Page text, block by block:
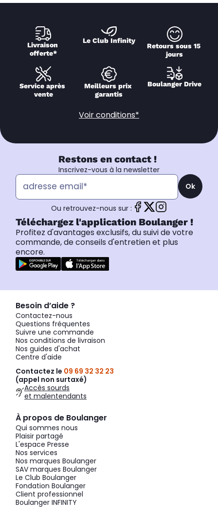
Livraison
offerte*
Le Club Infinity
Retours sous 15
jours
Service après
vente
Meilleurs prix
garantis
Boulanger Drive
Voir conditions*
Restons en contact !
Inscrivez-vous à la newsletter
Ok
Ou retrouvez-nous sur :
Téléchargez l'application Boulanger !
Profitez d'avantages exclusifs, du suivi de votre
commande, de conseils d'entretien et plus
encore.
Besoin d’aide ?
Contactez-nous
Questions fréquentes
Suivre une commande
Nos conditions de livraison
Nos guides d'achat
Centre d'aide
Contactez le 09 69 32 32 23
(appel non surtaxé)
Accès sourds
et malentendants
À propos de Boulanger
Qui sommes nous
Plaisir partagé
L'espace Presse
Nos services
Nos marques Boulanger
SAV marques Boulanger
Le Club Boulanger
Fondation Boulanger
Client professionnel
Boulanger INFINITY